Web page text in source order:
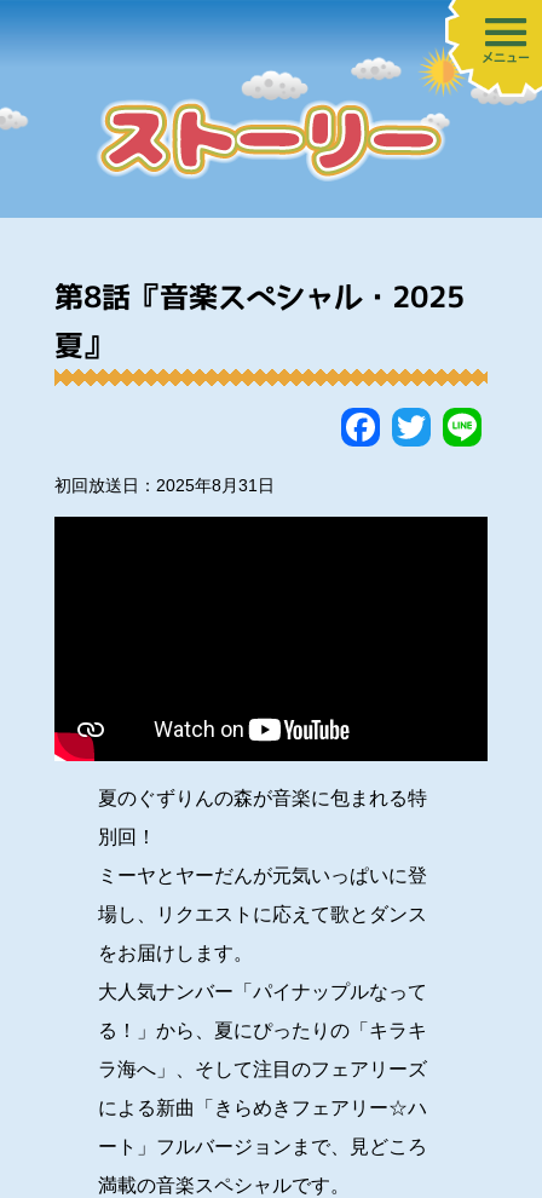
メニュー
第8話『音楽スペシャル・2025
夏』
初回放送日：2025年8月31日
夏のぐずりんの森が音楽に包まれる特
別回！
ミーヤとヤーだんが元気いっぱいに登
場し、リクエストに応えて歌とダンス
をお届けします。
大人気ナンバー「パイナップルなって
る！」から、夏にぴったりの「キラキ
ラ海へ」、そして注目のフェアリーズ
による新曲「きらめきフェアリー☆ハ
ート」フルバージョンまで、見どころ
満載の音楽スペシャルです。